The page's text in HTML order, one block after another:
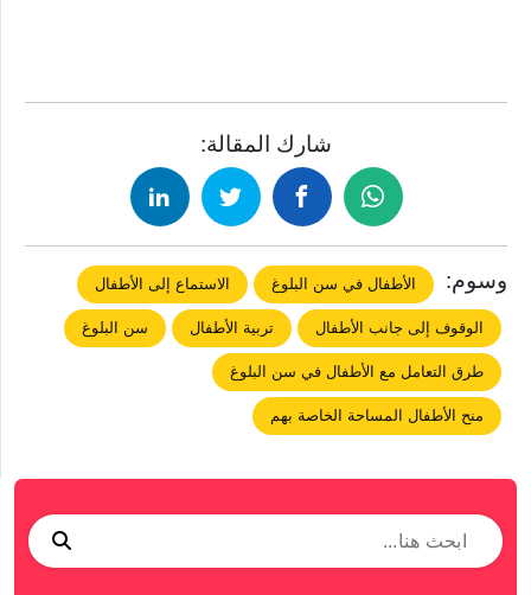
شارك المقالة:
وسوم: الأطفال في سن البلوغ الاستماع إلى الأطفال
الوقوف إلى جانب الأطفال تربية الأطفال سن البلوغ
طرق التعامل مع الأطفال في سن البلوغ
منح الأطفال المساحة الخاصة بهم